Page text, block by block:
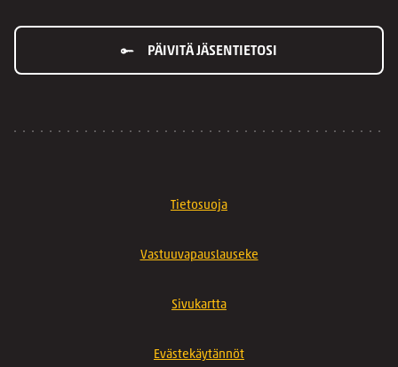
PÄIVITÄ JÄSENTIETOSI
Tietosuoja
Vastuuvapauslauseke
Sivukartta
Evästekäytännöt